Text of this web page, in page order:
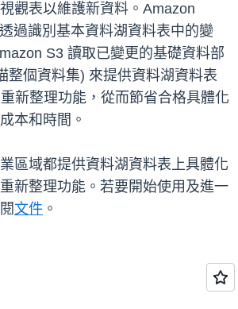
觀表以維護新資料。Amazon
過識別基本資料湖資料表中的變
S3 讀取已變更的基礎資料部
整個資料集) 來提供資料湖資料表
新整理功能，從而節省合格具體化
本和時間。
區域都提供資料湖資料表上具體化
新整理功能。若要開始使用及進一
文件 。